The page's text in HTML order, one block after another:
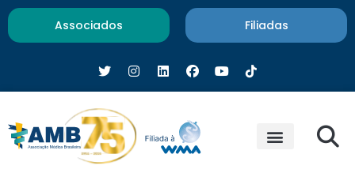
Associados Filiadas